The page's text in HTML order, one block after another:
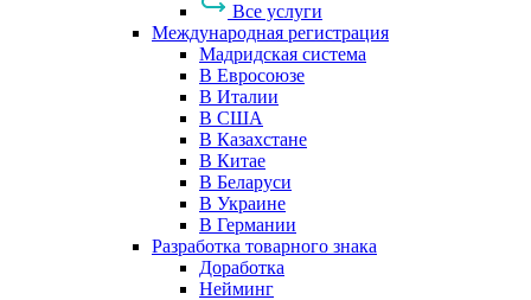
Все услуги
Международная регистрация
Мадридская система
В Евросоюзе
В Италии
В США
В Казахстане
В Китае
В Беларуси
В Украине
В Германии
Разработка товарного знака
Доработка
Нейминг